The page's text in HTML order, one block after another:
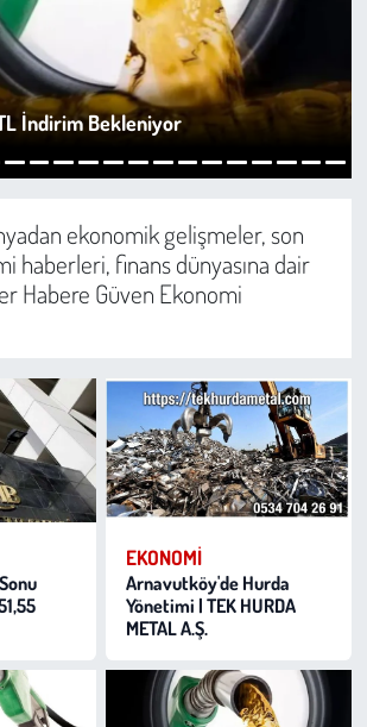
İndirim Bekleniyor
ekonomik gelişmeler, son
haberleri, finans dünyasına dair
Habere Güven Ekonomi
EKONOMI
Arnavutköy'de Hurda
Yönetimi | TEK HURDA
METAL A.Ş.